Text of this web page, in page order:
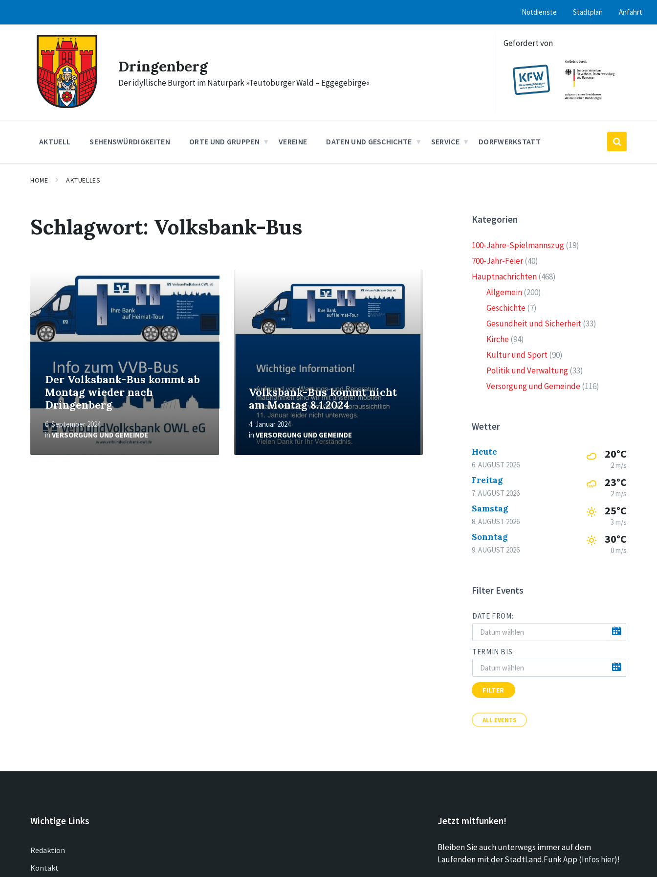
content
main
footer
Notdienste Stadtplan Anfahrt
Dringenberg
Der idyllische Burgort im Naturpark »Teutoburger Wald – Eggegebirge«
Gefördert von
AKTUELL SEHENSWÜRDIGKEITEN ORTE UND GRUPPEN VEREINE DATEN UND GESCHICHTE SERVICE DORFWERKSTATT
HOME AKTUELLES
Schlagwort: Volksbank-Bus
Der Volksbank-Bus kommt ab
Montag wieder nach
Dringenberg
6. September 2024
inVERSORGUNG UND GEMEINDE
Volksbank-Bus kommt nicht
am Montag 8.1.2024
4. Januar 2024
in VERSORGUNG UND GEMEINDE
Kategorien
100-Jahre-Spielmannszug(19)
700-Jahr-Feier(40)
Hauptnachrichten(468)
Allgemein(200)
Geschichte(7)
Gesundheit und Sicherheit(33)
Kirche(94)
Kultur und Sport(90)
Politik und Verwaltung(33)
Versorgung und Gemeinde(116)
Wetter
Heute
6. AUGUST 2026
20°C
2 m/s
Freitag
7. AUGUST 2026
23°C
2 m/s
Samstag
8. AUGUST 2026
25°C
3 m/s
Sonntag
9. AUGUST 2026
30°C
0 m/s
Filter Events
DATE FROM:
TERMIN BIS:
FILTER
ALL EVENTS
Wichtige Links
Redaktion
Kontakt
Jetzt mitfunken!
Bleiben Sie auch unterwegs immer auf dem
Laufenden mit der StadtLand.Funk App (Infos hier)!